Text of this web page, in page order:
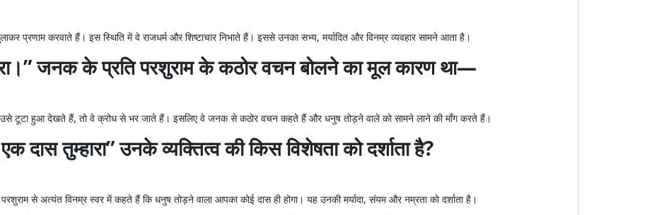
प्रणाम करवाते हैं। इस स्थिति में वे राजधर्म और शिष्टाचार निभाते हैं। इससे उनका सभ्य, मर्यादित और विनम्र व्यवहार सामने आता है।
जनक के प्रति परशुराम के कठोर वचन बोलने का मूल कारण था—
टूटा हुआ देखते हैं, तो वे क्रोध से भर जाते हैं। इसलिए वे जनक से कठोर वचन कहते हैं और धनुष तोड़ने वाले को सामने लाने की माँग करते हैं।
दास तुम्हारा” उनके व्यक्तित्व की किस विशेषता को दर्शाता है?
से अत्यंत विनम्र स्वर में कहते हैं कि धनुष तोड़ने वाला आपका कोई दास ही होगा। यह उनकी मर्यादा, संयम और नम्रता को दर्शाता है।